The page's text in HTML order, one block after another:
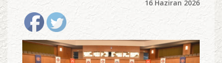
16 Haziran 2026